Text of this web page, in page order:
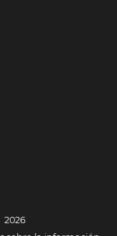
2026